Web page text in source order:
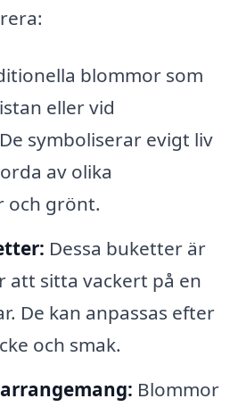
blommor som
eller vid
symboliserar evigt liv
av olika
och grönt.
Dessa buketter är
att sitta vackert på en
De kan anpassas efter
och smak.
Blommor